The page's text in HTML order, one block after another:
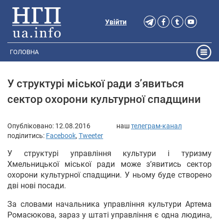
Увійти
ГОЛОВНА
У структурі міської ради з’явиться
сектор охорони культурної спадщини
Опубліковано: 12.08.2016 наштелеграм-канал
поділитись: Facebook, Tweeter
У структурі управління культури і туризму
Хмельницької міської ради може з’явитись сектор
охорони культурної спадщини. У ньому буде створено
дві нові посади.
За словами начальника управління культури Артема
Ромасюкова, зараз у штаті управління є одна людина,